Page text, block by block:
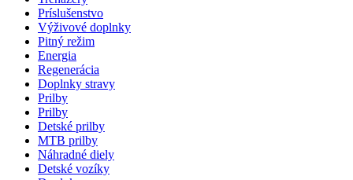
Príslušenstvo
Výživové doplnky
Pitný režim
Energia
Regenerácia
Doplnky stravy
Prilby
Prilby
Detské prilby
MTB prilby
Náhradné diely
Detské vozíky